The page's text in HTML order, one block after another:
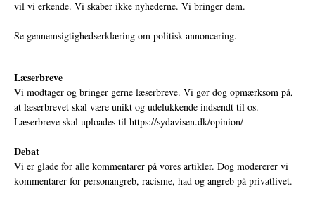
vil vi erkende. Vi skaber ikke nyhederne. Vi bringer dem.
Se gennemsigtighedserklæring om politisk annoncering.
Læserbreve
Vi modtager og bringer gerne læserbreve. Vi gør dog opmærksom på,
at læserbrevet skal være unikt og udelukkende indsendt til os.
Læserbreve skal uploades til https://sydavisen.dk/opinion/
Debat
Vi er glade for alle kommentarer på vores artikler. Dog modererer vi
kommentarer for personangreb, racisme, had og angreb på privatlivet.